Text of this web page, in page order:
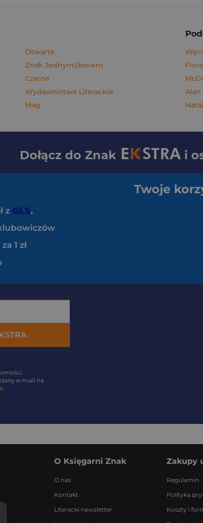
Otwarte
Znak JednymSłowem
Czarne
Wydawnictwo Literackie
Mag
Alan
Dołącz do Znak i
Twoje
z
1 zł
e-mail na
.
O Księgarni Znak
O nas
Kontakt
Literacki newsletter
Zakupy
Regulamin
Polityka
Koszty i